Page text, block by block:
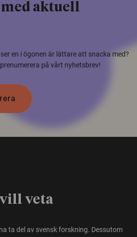
aktuell
en i ögonen är lättare att snacka med?
på vårt nyhetsbrev!
vill veta
ta del av svensk forskning. Dessutom